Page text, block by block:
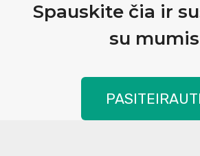
Spauskite čia ir
su mumis
PASITEIRAUTI